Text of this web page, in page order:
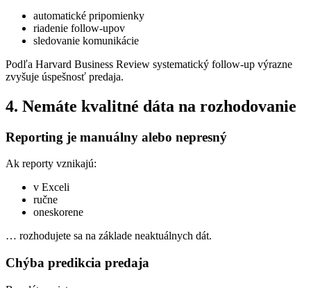
automatické pripomienky
riadenie follow-upov
sledovanie komunikácie
Podľa Harvard Business Review systematický follow-up výrazne
zvyšuje úspešnosť predaja.
4. Nemáte kvalitné dáta na rozhodovanie
Reporting je manuálny alebo nepresný
Ak reporty vznikajú:
v Exceli
ručne
oneskorene
… rozhodujete sa na základe neaktuálnych dát.
Chýba predikcia predaja